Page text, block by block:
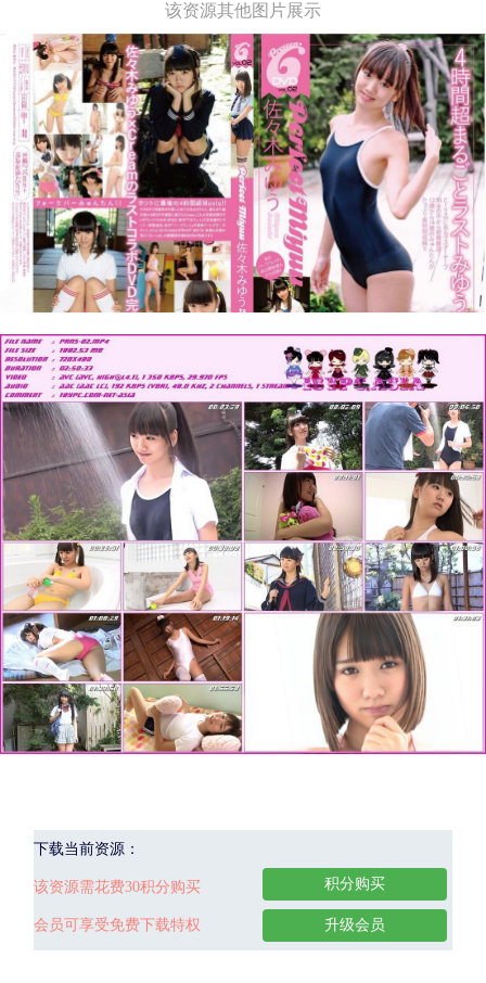
该资源其他图片展示
下载当前资源：
该资源需花费30积分购买
会员可享受免费下载特权
积分购买
升级会员